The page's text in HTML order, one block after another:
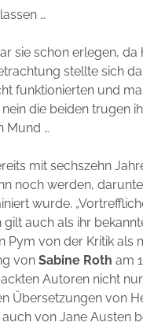
…
sie schon erlegen, da
stellte sich
funktionierten und
die beiden trugen
Mund …
mit sechszehn
noch werden,
wurde.
auch als ihr
Pym von der Kritik als
vonSabine Roth am
Autoren nicht
Übersetzungen von
von Jane Austen